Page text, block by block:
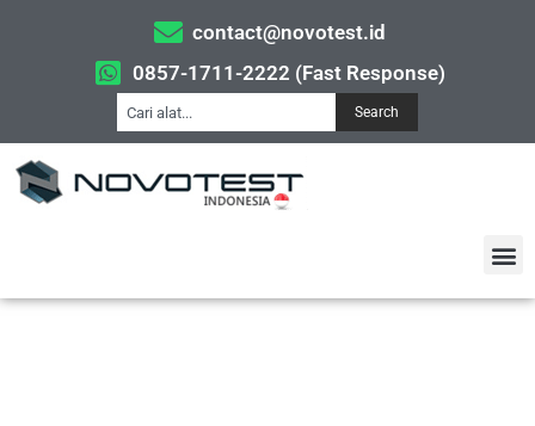
contact@novotest.id
0857-1711-2222 (Fast Response)
Search